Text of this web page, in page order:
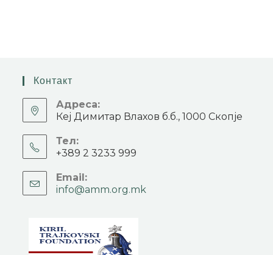
Контакт
Адреса:
Кеј Димитар Влахов б.б., 1000 Скопје
Тел:
+389 2 3233 999
Email:
info@amm.org.mk